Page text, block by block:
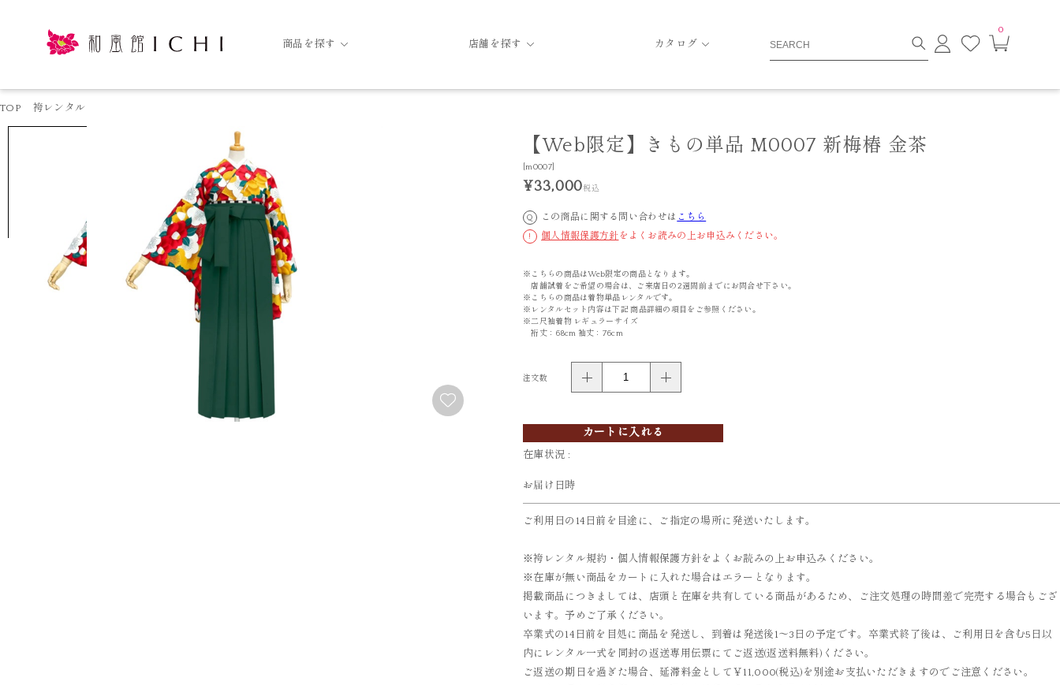
商品を探す
HAKAMA
RENTAL
FURISODE
振袖
YUKATA
店舗を探す カタログ
ロ
グ
お
0
TOP 袴レンタル
【Web限定】きもの単品 M0007 新梅椿 金茶
[m0007]
¥33,000税込
Q この商品に関する問い合わせは こちら
! 個人情報保護方針をよくお読みの上お申込みください。
※こちらの商品はWeb限定の商品となります。
店舗試着をご希望の場合は、ご来店日の2週間前までにお問合せ下さい。
※こちらの商品は着物単品レンタルです。
※レンタルセット内容は下記 商品詳細の項目をご参照ください。
※二尺袖着物 レギュラーサイズ
裄丈：68cm 袖丈：76cm
注文数
カートに入れる
在庫状況 :
お届け日時
ご利用日の14日前を目途に、ご指定の場所に発送いたします。
※袴レンタル規約・個人情報保護方針をよくお読みの上お申込みください。
※在庫が無い商品をカートに入れた場合はエラーとなります。
掲載商品につきましては、店頭と在庫を共有している商品があるため、ご注文処理の時間差で完売する場合もござ
います。予めご了承ください。
卒業式の14日前を目処に商品を発送し、到着は発送後1～3日の予定です。卒業式終了後は、ご利用日を含む5日以
内にレンタル一式を同封の返送専用伝票にてご返送(返送料無料)ください。
ご返送の期日を過ぎた場合、延滞料金として￥11,000(税込)を別途お支払いただきますのでご注意ください。